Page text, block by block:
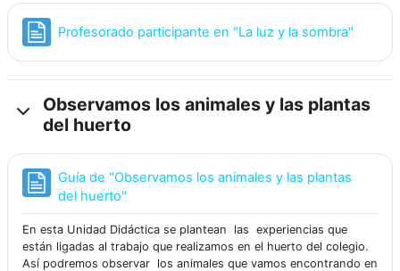
Profesorado participante en "La luz y la sombra"
Observamos los animales y las plantas
del huerto
Guía de "Observamos los animales y las plantas
del huerto"
En esta Unidad Didáctica se plantean las experiencias que
están ligadas al trabajo que realizamos en el huerto del colegio.
Así podremos observar los animales que vamos encontrando en